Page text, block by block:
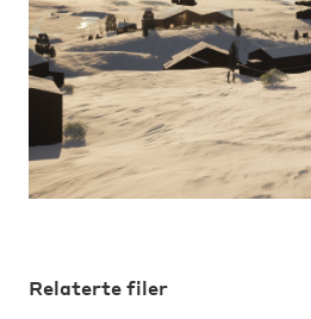
Relaterte filer